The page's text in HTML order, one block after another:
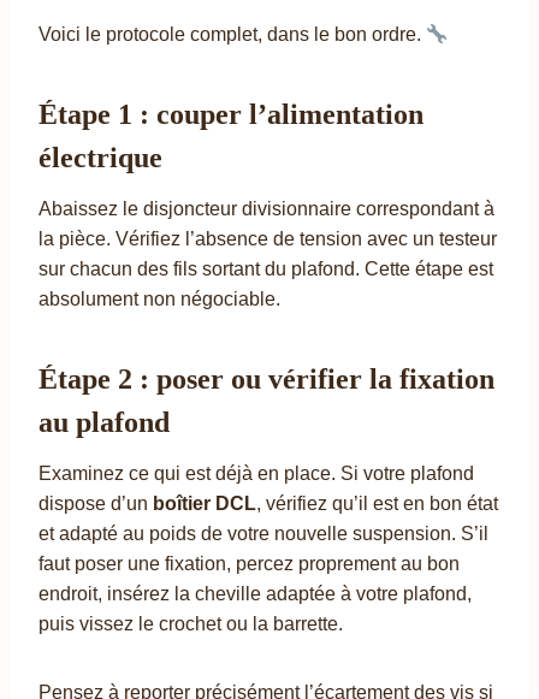
Voici le protocole complet, dans le bon ordre.
Étape 1 : couper l’alimentation
électrique
Abaissez le disjoncteur divisionnaire correspondant à
la pièce. Vérifiez l’absence de tension avec un testeur
sur chacun des fils sortant du plafond. Cette étape est
absolument non négociable.
Étape 2 : poser ou vérifier la fixation
au plafond
Examinez ce qui est déjà en place. Si votre plafond
dispose d’un boîtier DCL, vérifiez qu’il est en bon état
et adapté au poids de votre nouvelle suspension. S’il
faut poser une fixation, percez proprement au bon
endroit, insérez la cheville adaptée à votre plafond,
puis vissez le crochet ou la barrette.
Pensez à reporter précisément l’écartement des vis si